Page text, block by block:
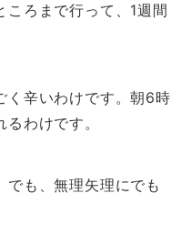
ろまで行って、1週間
く辛いわけです。朝6時
わけです。
も、無理矢理にでも